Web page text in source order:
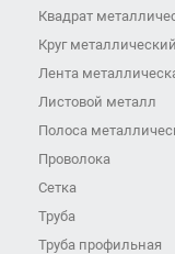
Квадрат
Круг металлический
Лента
Листовой металл
Полоса
Проволока
Сетка
Труба
Труба профильная